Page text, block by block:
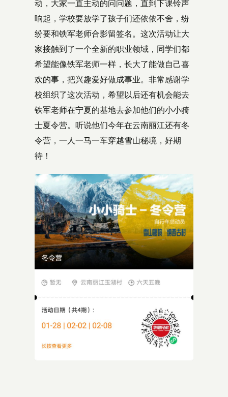
动，大家一直主动的问问题，直到下课铃声
响起，学校要放学了孩子们还依依不舍，纷
纷要和铁军老师合影留签名。这次活动让大
家接触到了一个全新的职业领域，同学们都
希望能像铁军老师一样，长大了能做自己喜
欢的事，把兴趣爱好做成事业。非常感谢学
校组织了这次活动，希望以后还有机会能去
铁军老师在宁夏的基地去参加他们的小小骑
士夏令营。听说他们今年在云南丽江还有冬
令营，一人一马一车穿越雪山秘境，好期
待！